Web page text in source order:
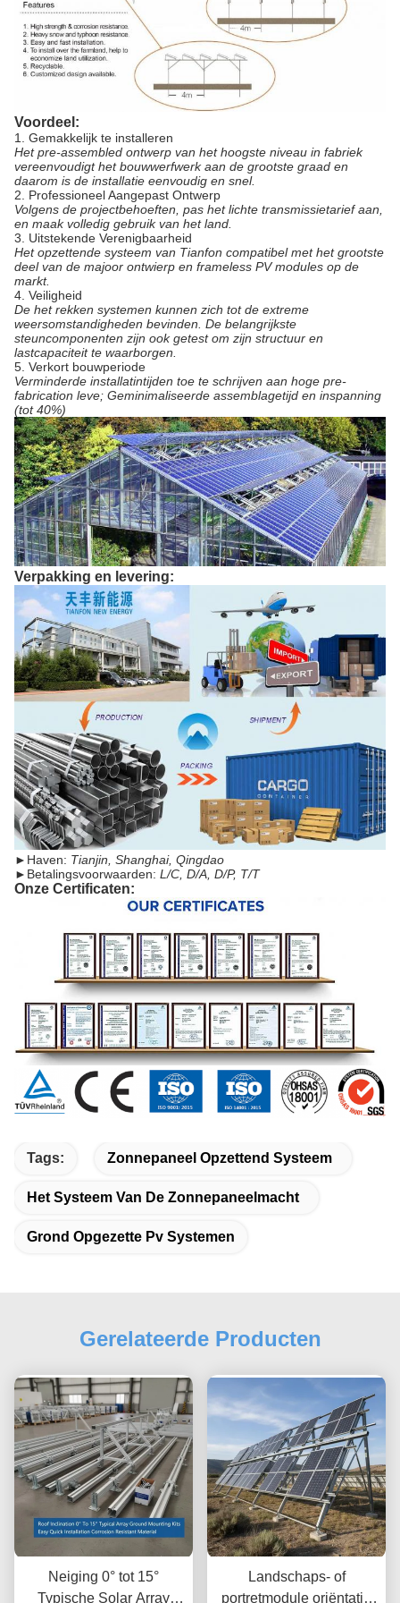
Voordeel:
1. Gemakkelijk te installeren
Het pre-assembled ontwerp van het hoogste niveau in fabriek
vereenvoudigt het bouwwerfwerk aan de grootste graad en
daarom is de installatie eenvoudig en snel.
2. Professioneel Aangepast Ontwerp
Volgens de projectbehoeften, pas het lichte transmissietarief aan,
en maak volledig gebruik van het land.
3. Uitstekende Verenigbaarheid
Het opzettende systeem van Tianfon compatibel met het grootste
deel van de majoor ontwierp en frameless PV modules op de
markt.
4. Veiligheid
De het rekken systemen kunnen zich tot de extreme
weersomstandigheden bevinden. De belangrijkste
steuncomponenten zijn ook getest om zijn structuur en
lastcapaciteit te waarborgen.
5. Verkort bouwperiode
Verminderde installatintijden toe te schrijven aan hoge pre-
fabrication leve; Geminimaliseerde assemblagetijd en inspanning
(tot 40%)
Verpakking en levering:
► Haven: Tianjin, Shanghai, Qingdao
► Betalingsvoorwaarden: L/C, D/A, D/P, T/T
Onze Certificaten:
Tags: Zonnepaneel Opzettend Systeem
Het Systeem Van De Zonnepaneelmacht
Grond Opgezette Pv Systemen
Gerelateerde Producten
Neiging 0° tot 15°
Typische Solar Array
Landschaps- of
portretmodule oriëntatie